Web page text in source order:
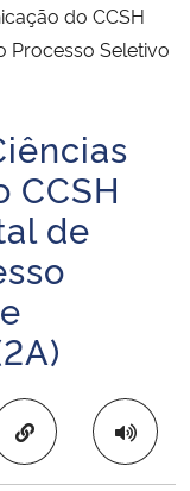
do CCSH
Processo Seletivo
CCSH
de
Copiar para área